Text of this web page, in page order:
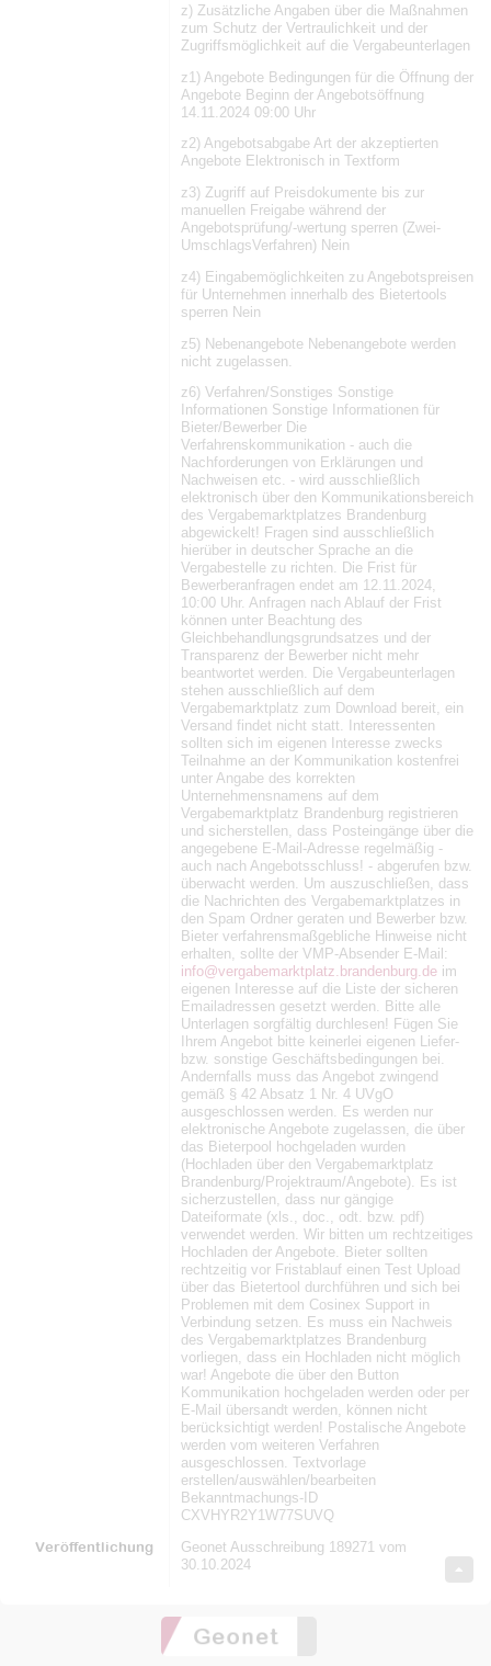
z) Zusätzliche Angaben über die Maßnahmen
zum Schutz der Vertraulichkeit und der
Zugriffsmöglichkeit auf die Vergabeunterlagen
z1) Angebote Bedingungen für die Öffnung der
Angebote Beginn der Angebotsöffnung
14.11.2024 09:00 Uhr
z2) Angebotsabgabe Art der akzeptierten
Angebote Elektronisch in Textform
z3) Zugriff auf Preisdokumente bis zur
manuellen Freigabe während der
Angebotsprüfung/-wertung sperren (Zwei-
UmschlagsVerfahren) Nein
z4) Eingabemöglichkeiten zu Angebotspreisen
für Unternehmen innerhalb des Bietertools
sperren Nein
z5) Nebenangebote Nebenangebote werden
nicht zugelassen.
z6) Verfahren/Sonstiges Sonstige
Informationen Sonstige Informationen für
Bieter/Bewerber Die
Verfahrenskommunikation - auch die
Nachforderungen von Erklärungen und
Nachweisen etc. - wird ausschließlich
elektronisch über den Kommunikationsbereich
des Vergabemarktplatzes Brandenburg
abgewickelt! Fragen sind ausschließlich
hierüber in deutscher Sprache an die
Vergabestelle zu richten. Die Frist für
Bewerberanfragen endet am 12.11.2024,
10:00 Uhr. Anfragen nach Ablauf der Frist
können unter Beachtung des
Gleichbehandlungsgrundsatzes und der
Transparenz der Bewerber nicht mehr
beantwortet werden. Die Vergabeunterlagen
stehen ausschließlich auf dem
Vergabemarktplatz zum Download bereit, ein
Versand findet nicht statt. Interessenten
sollten sich im eigenen Interesse zwecks
Teilnahme an der Kommunikation kostenfrei
unter Angabe des korrekten
Unternehmensnamens auf dem
Vergabemarktplatz Brandenburg registrieren
und sicherstellen, dass Posteingänge über die
angegebene E-Mail-Adresse regelmäßig -
auch nach Angebotsschluss! - abgerufen bzw.
überwacht werden. Um auszuschließen, dass
die Nachrichten des Vergabemarktplatzes in
den Spam Ordner geraten und Bewerber bzw.
Bieter verfahrensmaßgebliche Hinweise nicht
erhalten, sollte der VMP-Absender E-Mail:
info@vergabemarktplatz.brandenburg.de im
eigenen Interesse auf die Liste der sicheren
Emailadressen gesetzt werden. Bitte alle
Unterlagen sorgfältig durchlesen! Fügen Sie
Ihrem Angebot bitte keinerlei eigenen Liefer-
bzw. sonstige Geschäftsbedingungen bei.
Andernfalls muss das Angebot zwingend
gemäß § 42 Absatz 1 Nr. 4 UVgO
ausgeschlossen werden. Es werden nur
elektronische Angebote zugelassen, die über
das Bieterpool hochgeladen wurden
(Hochladen über den Vergabemarktplatz
Brandenburg/Projektraum/Angebote). Es ist
sicherzustellen, dass nur gängige
Dateiformate (xls., doc., odt. bzw. pdf)
verwendet werden. Wir bitten um rechtzeitiges
Hochladen der Angebote. Bieter sollten
rechtzeitig vor Fristablauf einen Test Upload
über das Bietertool durchführen und sich bei
Problemen mit dem Cosinex Support in
Verbindung setzen. Es muss ein Nachweis
des Vergabemarktplatzes Brandenburg
vorliegen, dass ein Hochladen nicht möglich
war! Angebote die über den Button
Kommunikation hochgeladen werden oder per
E-Mail übersandt werden, können nicht
berücksichtigt werden! Postalische Angebote
werden vom weiteren Verfahren
ausgeschlossen. Textvorlage
erstellen/auswählen/bearbeiten
Bekanntmachungs-ID
CXVHYR2Y1W77SUVQ
Veröffentlichung
Geonet Ausschreibung 189271 vom
30.10.2024